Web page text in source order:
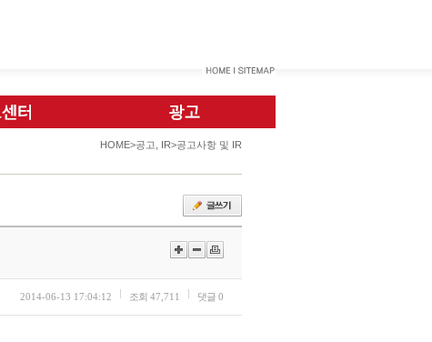
HOME>공고, IR>공고사항 및 IR
2014-06-13 17:04:12 조회 47,711 댓글 0